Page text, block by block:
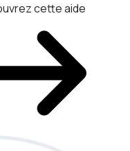
cette aide